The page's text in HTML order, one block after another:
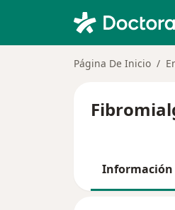
Página De Inicio
Información